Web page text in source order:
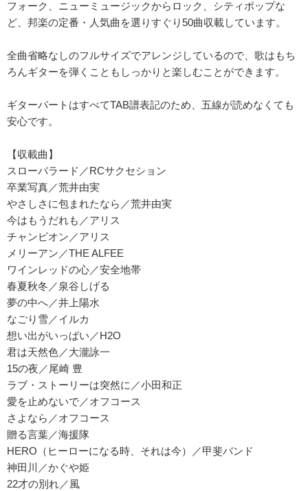
フォーク、ニューミュージックからロック、シティポップな
ど、邦楽の定番・人気曲を選りすぐり50曲収載しています。
全曲省略なしのフルサイズでアレンジしているので、歌はもち
ろんギターを弾くこともしっかりと楽しむことができます。
ギターパートはすべてTAB譜表記のため、五線が読めなくても
安心です。
【収載曲】
スローバラード／RCサクセション
卒業写真／荒井由実
やさしさに包まれたなら／荒井由実
今はもうだれも／アリス
チャンピオン／アリス
メリーアン／THE ALFEE
ワインレッドの心／安全地帯
春夏秋冬／泉谷しげる
夢の中へ／井上陽水
なごり雪／イルカ
想い出がいっぱい／H2O
君は天然色／大瀧詠一
15の夜／尾崎 豊
ラブ・ストーリーは突然に／小田和正
愛を止めないで／オフコース
さよなら／オフコース
贈る言葉／海援隊
HERO（ヒーローになる時、それは今）／甲斐バンド
神田川／かぐや姫
22才の別れ／風